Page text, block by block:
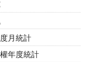
月統計
年度統計